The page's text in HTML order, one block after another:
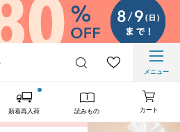
メニュー
新着再入荷 読みもの カート